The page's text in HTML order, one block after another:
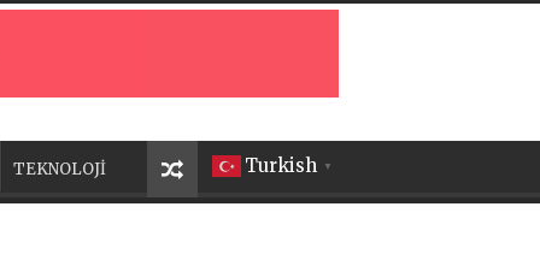
Turkish ▼
TEKNOLOJİ